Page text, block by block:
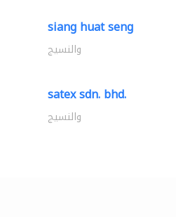
siang huat seng
والنسيج
satex sdn. bhd.
والنسيج